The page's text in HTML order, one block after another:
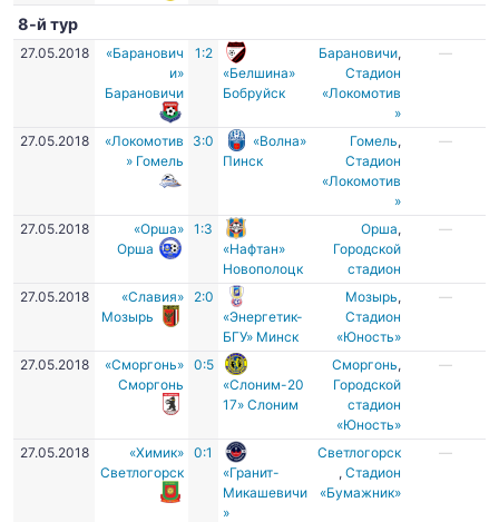
8-й тур
27.05.2018
«Баранович
и»
Барановичи
1:2
«Белшина»
Бобруйск
Барановичи,
Стадион
«Локомотив
»
—
27.05.2018
«Локомотив
» Гомель
3:0
«Волна»
Пинск
Гомель,
Стадион
«Локомотив
»
—
27.05.2018
«Орша»
Орша
1:3
«Нафтан»
Новополоцк
Орша,
Городской
стадион
—
27.05.2018
«Славия»
Мозырь
2:0
«Энергетик-
БГУ» Минск
Мозырь,
Стадион
«Юность»
—
27.05.2018
«Сморгонь»
Сморгонь
0:5
«Слоним-20
17» Слоним
Сморгонь,
Городской
стадион
«Юность»
—
27.05.2018
«Химик»
Светлогорск
0:1
«Гранит-
Микашевичи
»
Светлогорск
,Стадион
«Бумажник»
—